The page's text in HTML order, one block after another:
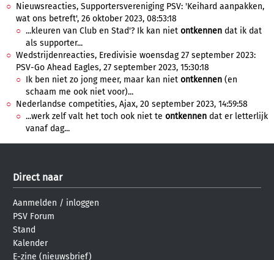
Nieuwsreacties, Supportersvereniging PSV: 'Keihard aanpakken,
wat ons betreft', 26 oktober 2023, 08:53:18
...kleuren van Club en Stad'? Ik kan niet ontkennen dat ik dat
als supporter...
Wedstrijdenreacties, Eredivisie woensdag 27 september 2023:
PSV-Go Ahead Eagles, 27 september 2023, 15:30:18
Ik ben niet zo jong meer, maar kan niet ontkennen (en
schaam me ook niet voor)...
Nederlandse competities, Ajax, 20 september 2023, 14:59:58
...werk zelf valt het toch ook niet te ontkennen dat er letterlijk
vanaf dag...
Direct naar
Aanmelden / inloggen
PSV Forum
Stand
Kalender
E-zine (nieuwsbrief)